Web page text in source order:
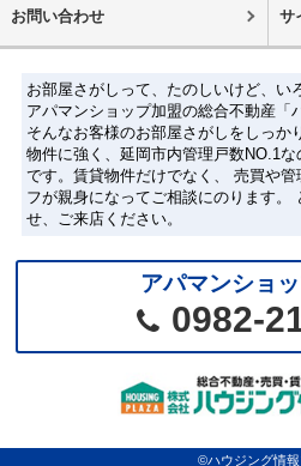
お問い合わせ サ
お部屋さがしって、たのしいけど、い
アパマンショップ加盟の総合不動産「
そんなお客様のお部屋さがしをしっか
物件に強く、延岡市内管理戸数NO.1
です。賃貸物件だけでなく、 売買や
フが親身になってご相談にのります。
せ、ご来店ください。
アパマンショ
0982-
©ハウジング情